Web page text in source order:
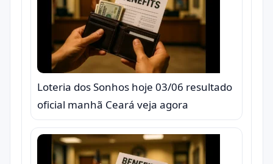
Loteria dos Sonhos hoje 03/06 resultado
oficial manhã Ceará veja agora